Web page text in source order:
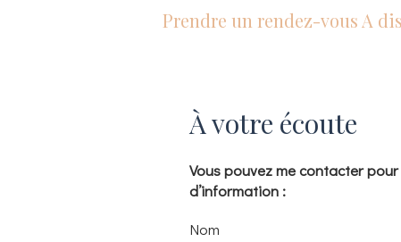
Prendre un rendez-vous A
À votre écoute
Vous pouvez me contacter
d’information :
Nom